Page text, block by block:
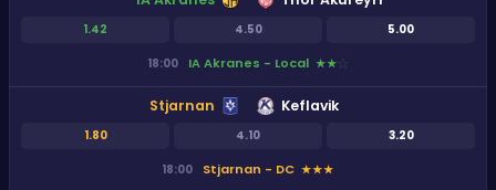
1.42 4.50 5.00
18:00 IA Akranes - Local ★★★
Stjarnan
1.80 4.10 3.20
Keflavik
18:00 Stjarnan - DC ★★★